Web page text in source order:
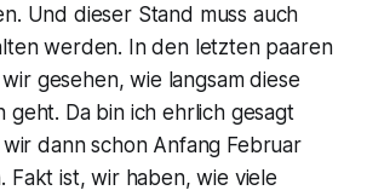
Und dieser Stand muss auch
werden. In den letzten paaren
gesehen, wie langsam diese
geht. Da bin ich ehrlich gesagt
dann schon Anfang Februar
Fakt ist, wir haben, wie viele